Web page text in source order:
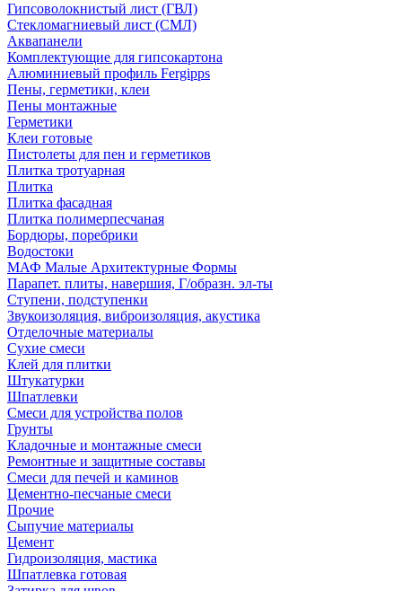
Гипсоволокнистый лист (ГВЛ)
Стекломагниевый лист (СМЛ)
Аквапанели
Комплектующие для гипсокартона
Алюминиевый профиль Fergipps
Пены, герметики, клеи
Пены монтажные
Герметики
Клеи готовые
Пистолеты для пен и герметиков
Плитка тротуарная
Плитка
Плитка фасадная
Плитка полимерпесчаная
Бордюры, поребрики
Водостоки
МАФ Малые Архитектурные Формы
Парапет. плиты, навершия, Г/образн. эл-ты
Ступени, подступенки
Звукоизоляция, виброизоляция, акустика
Отделочные материалы
Сухие смеси
Клей для плитки
Штукатурки
Шпатлевки
Смеси для устройства полов
Грунты
Кладочные и монтажные смеси
Ремонтные и защитные составы
Смеси для печей и каминов
Цементно-песчаные смеси
Прочие
Сыпучие материалы
Цемент
Гидроизоляция, мастика
Шпатлевка готовая